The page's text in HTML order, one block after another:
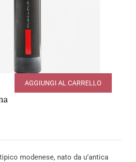
AGGIUNGI AL CARRELLO
modenese, nato da u’antica